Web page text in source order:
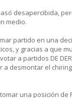
desapercibida,
medio.
partido en una
y gracias a que
a partidos DE
a desmontar el
una posición de